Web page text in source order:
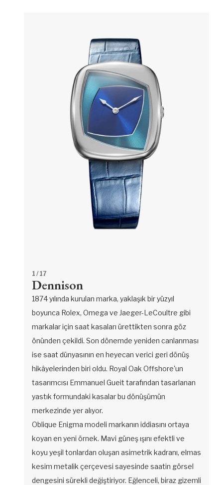
1 / 17
Dennison
1874 yılında kurulan marka, yaklaşık bir yüzyıl
boyunca Rolex, Omega ve Jaeger-LeCoultre gibi
markalar için saat kasaları ürettikten sonra göz
önünden çekildi. Son dönemde yeniden canlanması
ise saat dünyasının en heyecan verici geri dönüş
hikâyelerinden biri oldu. Royal Oak Offshore'un
tasarımcısı Emmanuel Gueit tarafından tasarlanan
yastık formundaki kasalar bu dönüşümün
merkezinde yer alıyor.
Oblique Enigma modeli markanın iddiasını ortaya
koyan en yeni örnek. Mavi güneş ışını efektli ve
koyu yeşil tonlardan oluşan asimetrik kadranı, elmas
kesim metalik çerçevesi sayesinde saatin görsel
dengesini sürekli değiştiriyor. Eğlenceli, biraz gizemli